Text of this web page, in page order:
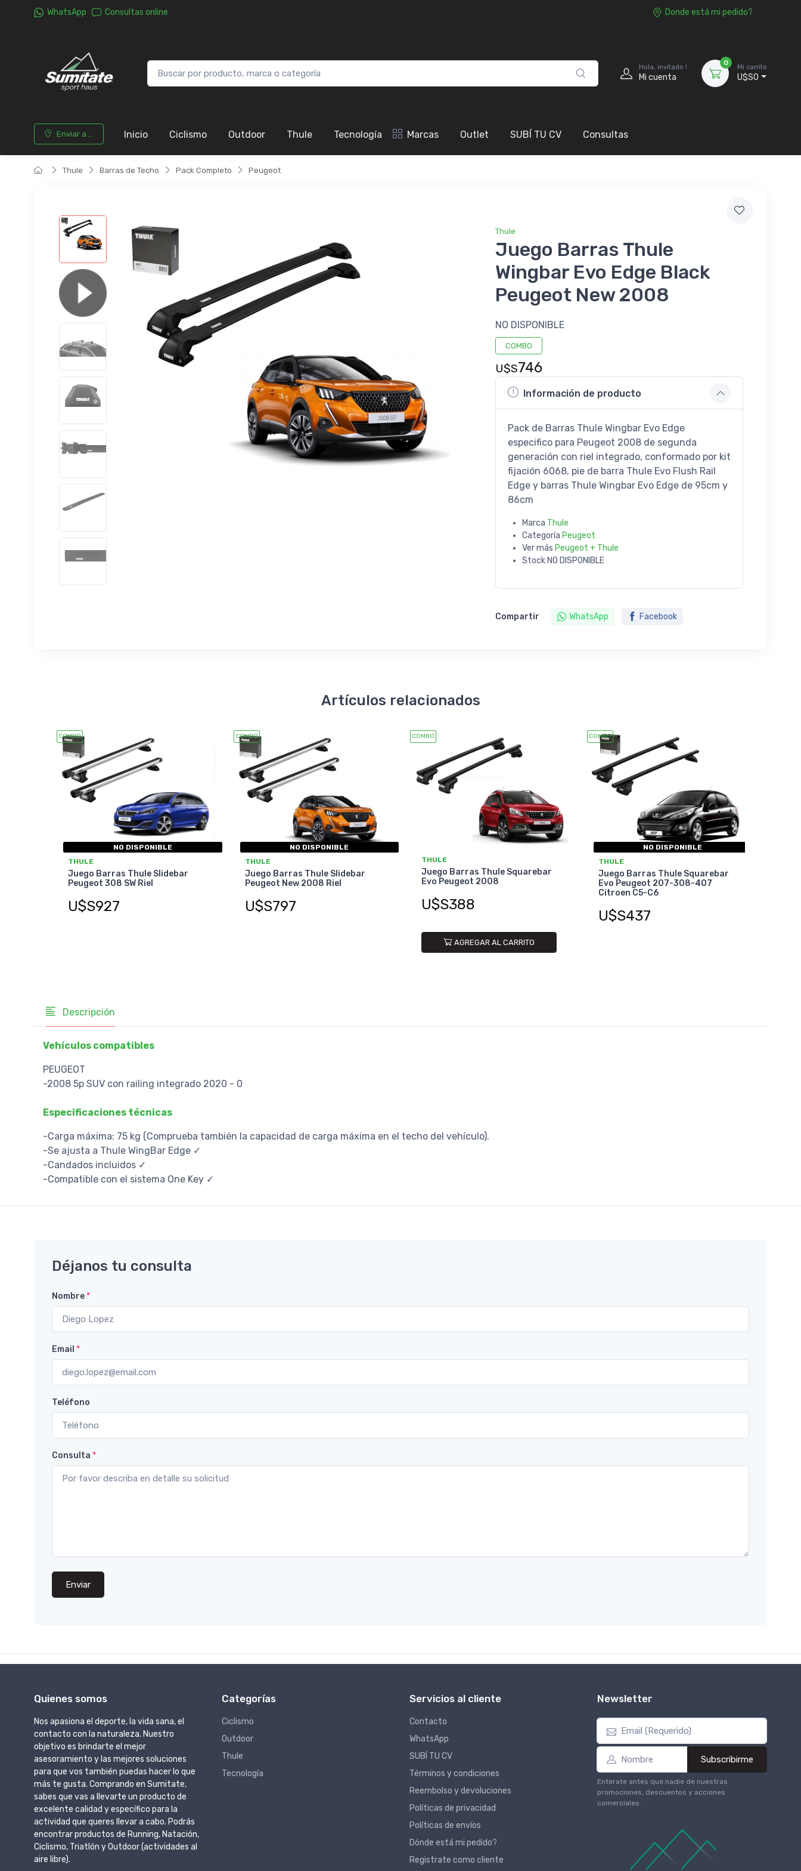
WhatsApp Consultas online Donde está mi pedido?
Hola, invitado !
Mi cuenta
0
Mi carrito
U$S0
Enviar a ... Inicio Ciclismo Outdoor Thule Tecnología Marcas Outlet SUBÍ TU CV Consultas
Thule Barras de Techo Pack Completo Peugeot
Thule
Juego Barras Thule
Wingbar Evo Edge Black
Peugeot New 2008
NO DISPONIBLE
COMBO
U$S746
Información de producto
Pack de Barras Thule Wingbar Evo Edge
especifico para Peugeot 2008 de segunda
generación con riel integrado, conformado por kit
fijación 6068, pie de barra Thule Evo Flush Rail
Edge y barras Thule Wingbar Evo Edge de 95cm y
86cm
Marca Thule
Categoría Peugeot
Ver más Peugeot + Thule
Stock NO DISPONIBLE
Compartir WhatsApp Facebook
Artículos relacionados
COMBO
NO DISPONIBLE
THULE
Juego Barras Thule Slidebar
Peugeot 308 SW Riel
U$S927
COMBO
NO DISPONIBLE
THULE
Juego Barras Thule Slidebar
Peugeot New 2008 Riel
U$S797
COMBO
THULE
Juego Barras Thule Squarebar
Evo Peugeot 2008
U$S388
AGREGAR AL CARRITO
COMBO
NO DISPONIBLE
THULE
Juego Barras Thule Squarebar
Evo Peugeot 207-308-407
Citroen C5-C6
U$S437
Descripción
Vehículos compatibles
PEUGEOT
-2008 5p SUV con railing integrado 2020 - 0
Especificaciones técnicas
-Carga máxima: 75 kg (Comprueba también la capacidad de carga máxima en el techo del vehículo).
-Se ajusta a Thule WingBar Edge ✓
-Candados incluidos ✓
-Compatible con el sistema One Key ✓
Déjanos tu consulta
Nombre*
Email *
Teléfono
Consulta *
Enviar
Quienes somos
Nos apasiona el deporte, la vida sana, el
contacto con la naturaleza. Nuestro
objetivo es brindarte el mejor
asesoramiento y las mejores soluciones
para que vos también puedas hacer lo que
más te gusta. Comprando en Sumitate,
sabes que vas a llevarte un producto de
excelente calidad y específico para la
actividad que queres llevar a cabo. Podrás
encontrar productos de Running, Natación,
Ciclismo, Triatlón y Outdoor (actividades al
aire libre).
Categorías
Ciclismo
Outdoor
Thule
Tecnología
Servicios al cliente
Contacto
WhatsApp
SUBÍ TU CV
Términos y condiciones
Reembolso y devoluciones
Políticas de privacidad
Políticas de envíos
Dónde está mi pedido?
Registrate como cliente
Newsletter
Subscribirme
Enterate antes que nadie de nuestras
promociones, descuentos y acciones
comerciales.